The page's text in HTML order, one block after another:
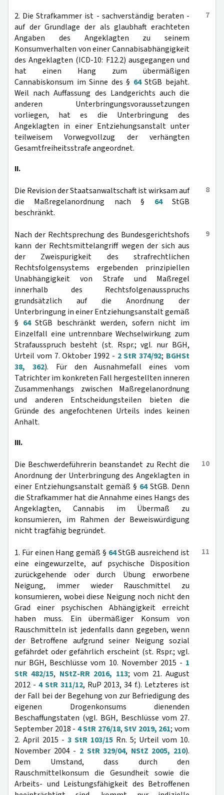
7
2. Die Strafkammer ist - sachverständig beraten -
auf der Grundlage der als glaubhaft erachteten
Angaben des Angeklagten zu seinem
Konsumverhalten von einer Cannabisabhängigkeit
des Angeklagten (ICD-10: F12.2) ausgegangen und
hat einen Hang zum übermäßigen
Cannabiskonsum im Sinne des § 64StGB bejaht.
Weil nach Auffassung des Landgerichts auch die
anderen Unterbringungsvoraussetzungen
vorliegen, hat es die Unterbringung des
Angeklagten in einer Entziehungsanstalt unter
teilweisem Vorwegvollzug der verhängten
Gesamtfreiheitsstrafe angeordnet.
II.
8
Die Revision der Staatsanwaltschaft ist wirksam auf
die Maßregelanordnung nach § 64StGB
beschränkt.
9
Nach der Rechtsprechung des Bundesgerichtshofs
kann der Rechtsmittelangriff wegen der sich aus
der Zweispurigkeit des strafrechtlichen
Rechtsfolgensystems ergebenden prinzipiellen
Unabhängigkeit von Strafe und Maßregel
innerhalb des Rechtsfolgenausspruchs
grundsätzlich auf die Anordnung der
Unterbringung in einer Entziehungsanstalt gemäß
§ 64StGB beschränkt werden, sofern nicht im
Einzelfall eine untrennbare Wechselwirkung zum
Strafausspruch besteht (st. Rspr.; vgl. nur BGH,
Urteil vom 7. Oktober 1992 - 2 StR 374/92; BGHSt
38, 362). Für den Ausnahmefall eines vom
Tatrichter im konkreten Fall hergestellten inneren
Zusammenhangs zwischen Maßregelanordnung
und anderen Entscheidungsteilen bieten die
Gründe des angefochtenen Urteils indes keinen
Anhalt.
III.
10
Die Beschwerdeführerin beanstandet zu Recht die
Anordnung der Unterbringung des Angeklagten in
einer Entziehungsanstalt gemäß § 64StGB. Denn
die Strafkammer hat die Annahme eines Hangs des
Angeklagten, Cannabis im Übermaß zu
konsumieren, im Rahmen der Beweiswürdigung
nicht tragfähig begründet.
11
1. Für einen Hang gemäß § 64StGB ausreichend ist
eine eingewurzelte, auf psychische Disposition
zurückgehende oder durch Übung erworbene
Neigung, immer wieder Rauschmittel zu
konsumieren, wobei diese Neigung noch nicht den
Grad einer psychischen Abhängigkeit erreicht
haben muss. Ein übermäßiger Konsum von
Rauschmitteln ist jedenfalls dann gegeben, wenn
der Betroffene aufgrund seiner Neigung sozial
gefährdet oder gefährlich erscheint (st. Rspr.; vgl.
nur BGH, Beschlüsse vom 10. November 2015 - 1
StR 482/15, NStZ-RR 2016, 113; vom 21. August
2012 - 4 StR 311/12, RuP 2013, 34 f.). Letzteres ist
der Fall bei der Begehung von zur Befriedigung des
eigenen Drogenkonsums dienenden
Beschaffungstaten (vgl. BGH, Beschlüsse vom 27.
September 2018 - 4 StR 276/18,StV 2019, 261; vom
2. April 2015 - 3 StR 103/15 Rn. 5; Urteil vom 10.
November 2004 - 2 StR 329/04, NStZ 2005, 210).
Dem Umstand, dass durch den
Rauschmittelkonsum die Gesundheit sowie die
Arbeits- und Leistungsfähigkeit des Betroffenen